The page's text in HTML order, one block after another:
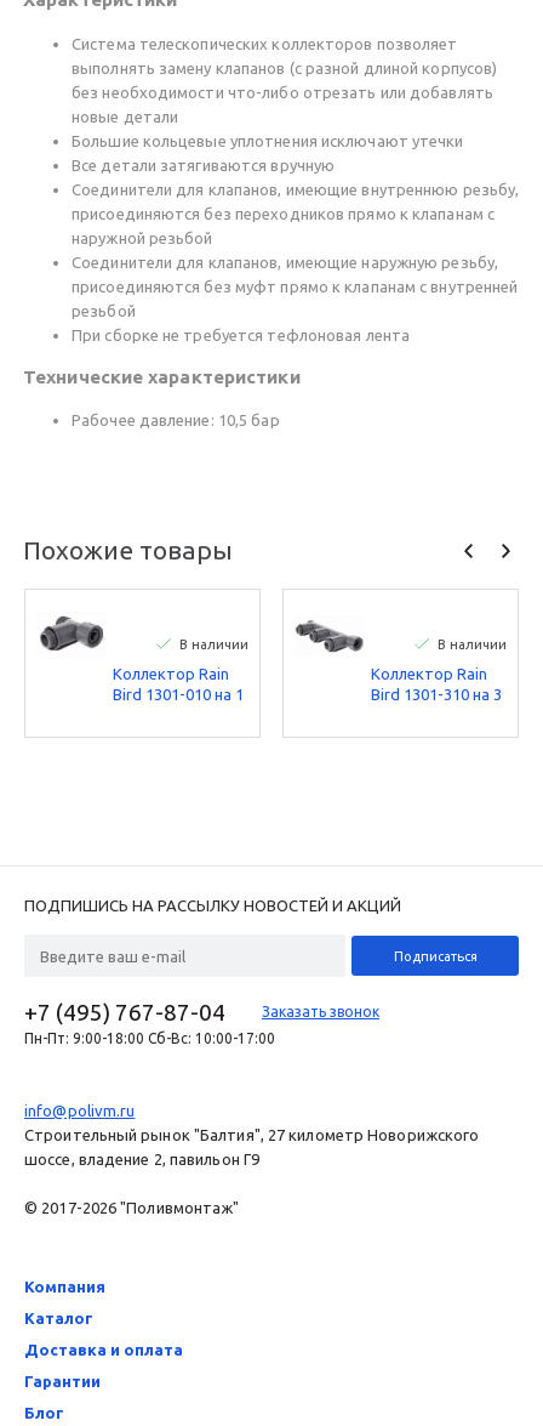
Система телескопических коллекторов позволяет
выполнять замену клапанов (с разной длиной корпусов)
без необходимости что-либо отрезать или добавлять
новые детали
Большие кольцевые уплотнения исключают утечки
Все детали затягиваются вручную
Соединители для клапанов, имеющие внутреннюю резьбу,
присоединяются без переходников прямо к клапанам с
наружной резьбой
Соединители для клапанов, имеющие наружную резьбу,
присоединяются без муфт прямо к клапанам с внутренней
резьбой
При сборке не требуется тефлоновая лента
Технические характеристики
Рабочее давление: 10,5 бар
Похожие товары
В наличии
Коллектор Rain
Bird 1301-010 на 1
В наличии
Коллектор Rain
Bird 1301-310 на 3
ПОДПИШИСЬ НА РАССЫЛКУ НОВОСТЕЙ И АКЦИЙ
+7 (495) 767-87-04
Заказать звонок
Пн-Пт: 9:00-18:00 Сб-Вс: 10:00-17:00
info@polivm.ru
Строительный рынок "Балтия", 27 километр Новорижского
шоссе, владение 2, павильон Г9
© 2017-2026 "Поливмонтаж"
Компания
Каталог
Доставка и оплата
Гарантии
Блог